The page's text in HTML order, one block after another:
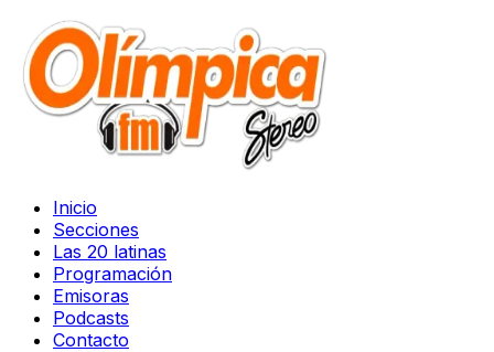
Inicio
Secciones
Las 20 latinas
Programación
Emisoras
Podcasts
Contacto